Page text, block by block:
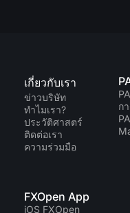
เกี่ยวกับเรา
ข่าวบริษัท
ทำไมเรา?
ประวัติศาสตร์
ติดต่อเรา
ความร่วมมือ
FXOpen App
iOS FXOpen
ก